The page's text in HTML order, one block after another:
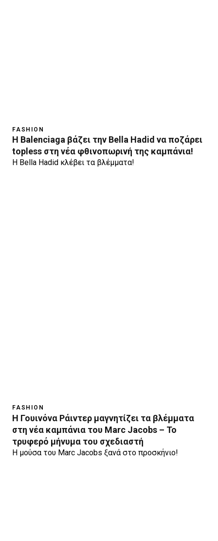
FASHION
Η Balenciaga βάζει την Βella Hadid να ποζάρει
topless στη νέα φθινοπωρινή της καμπάνια!
Η Bella Hadid κλέβει τα βλέμματα!
FASHION
Η Γουινόνα Ράιντερ μαγνητίζει τα βλέμματα
στη νέα καμπάνια του Marc Jacobs – Το
τρυφερό μήνυμα του σχεδιαστή
H μούσα του Marc Jacobs ξανά στο προσκήνιο!